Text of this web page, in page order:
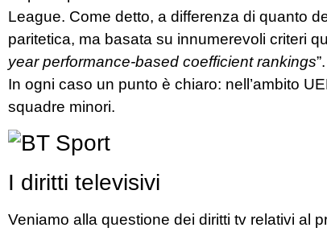
League. Come detto, a differenza di quanto
paritetica, ma basata su innumerevoli criteri
yearperformance-based coefficientrankings”.
In ogni caso un punto è chiaro: nell’ambito
squadre minori.
I diritti televisivi
Veniamo alla questione dei diritti tv relativi al